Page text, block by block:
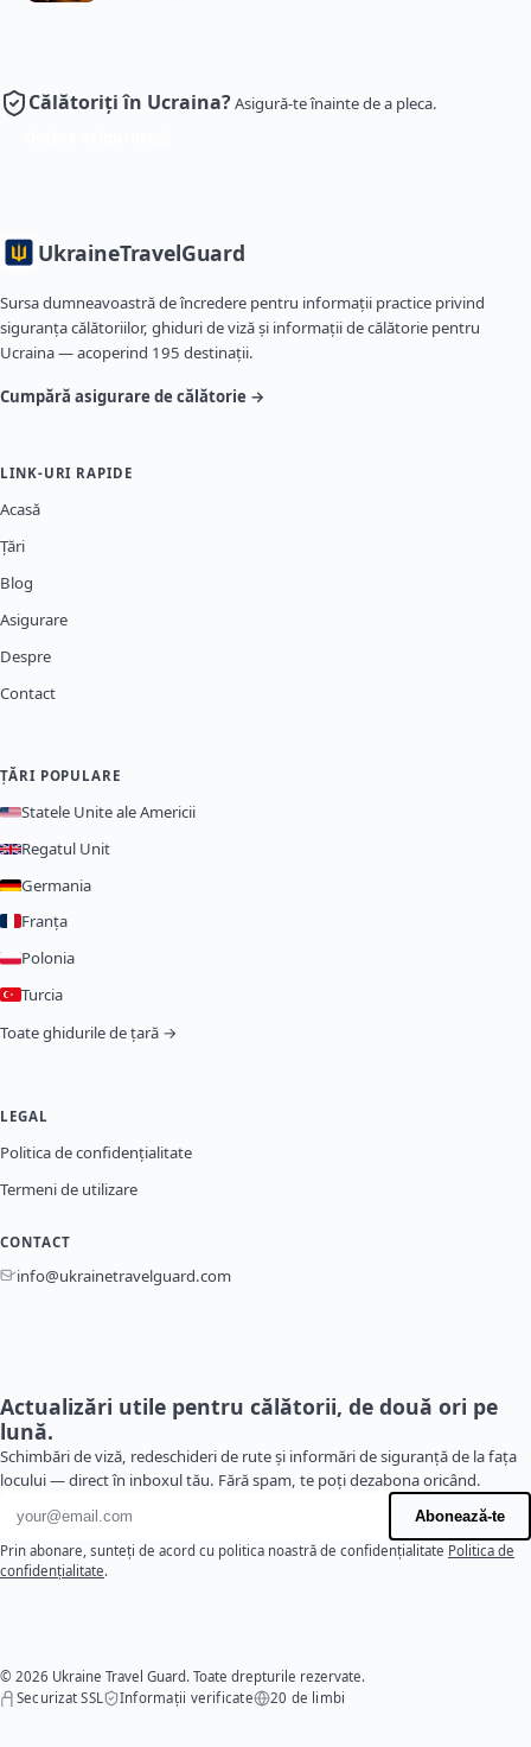
Călătoriți în Ucraina?Asigură-te înainte de a pleca.
UkraineTravelGuard
Sursa dumneavoastră de încredere pentru informații practice privind
siguranța călătoriilor, ghiduri de viză și informații de călătorie pentru
Ucraina — acoperind 195 destinații.
Cumpără asigurare de călătorie →
LINK-URI RAPIDE
Acasă
Țări
Blog
Asigurare
Despre
Contact
ȚĂRI POPULARE
Statele Unite ale Americii
Regatul Unit
Germania
Franța
Polonia
Turcia
Toate ghidurile de țară →
LEGAL
Politica de confidențialitate
Termeni de utilizare
CONTACT
info@ukrainetravelguard.com
Actualizări utile pentru călătorii, de două ori pe
lună.
Schimbări de viză, redeschideri de rute și informări de siguranță de la fața
locului — direct în inboxul tău. Fără spam, te poți dezabona oricând.
Adresă de e-mail
Abonează-te
Prin abonare, sunteți de acord cu politica noastră de confidențialitate Politica de
confidențialitate.
© 2026 Ukraine Travel Guard. Toate drepturile rezervate.
Securizat SSL
Informații verificate 20 de limbi